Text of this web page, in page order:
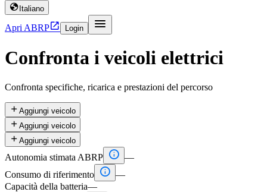
 Italiano
Apri ABRP Login 
Confronta i veicoli elettrici
Confronta specifiche, ricarica e prestazioni del percorso
 Aggiungi veicolo
 Aggiungi veicolo
 Aggiungi veicolo
Autonomia stimata ABRP  —
Consumo di riferimento  —
Capacità della batteria—